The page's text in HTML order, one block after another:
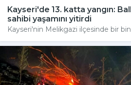
Kayseri'de 13. katta yangın:
sahibi yaşamını yitirdi
Kayseri'nin Melikgazi ilçesinde bir